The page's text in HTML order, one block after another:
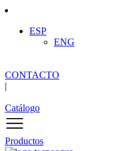
ESP
ENG
CONTACTO
|
Catálogo
Productos